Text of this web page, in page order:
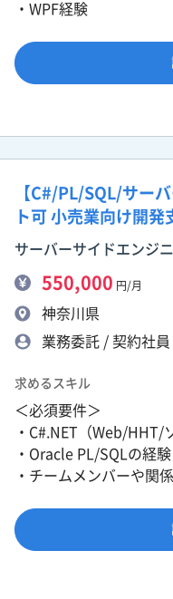
・WPF経験
【C#/PL/SQL/サー
ト可 小売業向け開発
サーバーサイドエンジ
550,000 円/月
神奈川県
業務委託 / 契約社員
求めるスキル
＜必須要件＞
・C#.NET（Web/HHT/
・Oracle PL/SQLの経験
・チームメンバーや関